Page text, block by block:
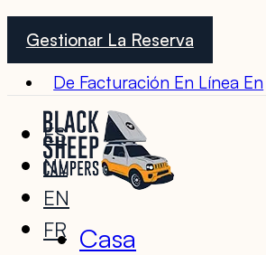
Gestionar La Reserva
De Facturación En Línea En
ES
NL
EN
FR Casa